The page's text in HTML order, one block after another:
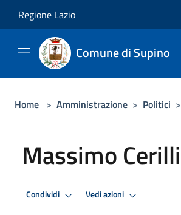
Regione Lazio
Comune di Supino
Home > Amministrazione > Politici >
Massimo Cerilli
Condividi Vedi azioni